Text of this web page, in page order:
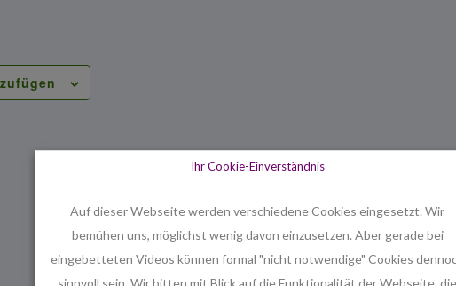
VERANSTALTUNGSORT
Kärtner Platz
Hannover, 30159 Deutschland
Google Karte anzeigen
Telefon
VERANSTALTER
Ihr Cookie-Einverständnis
Auf dieser Webseite werden verschiedene Cookies eingesetzt. Wir
bemühen uns, möglichst wenig davon einzusetzen. Aber gerade bei
eingebetteten Videos können formal "nicht notwendige" Cookies
sinnvoll sein. Wir bitten mit Blick auf die Funktionalität der Webseite, die